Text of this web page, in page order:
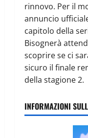
rinnovo. Per il
annuncio
capitolo della
Bisognerà
scoprire se ci
sicuro il finale
della stagione 2.
INFORMAZIONI